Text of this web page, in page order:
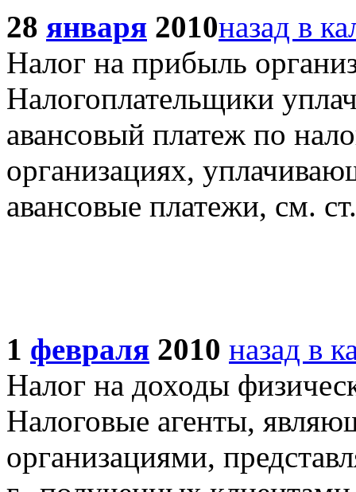
28 января 2010назад в
Налог на прибыль
Налогоплательщики
авансовый платеж по
организациях,
авансовые платежи, см.
1 февраля 2010 назад в
Налог на доходы
Налоговые агенты,
организациями,